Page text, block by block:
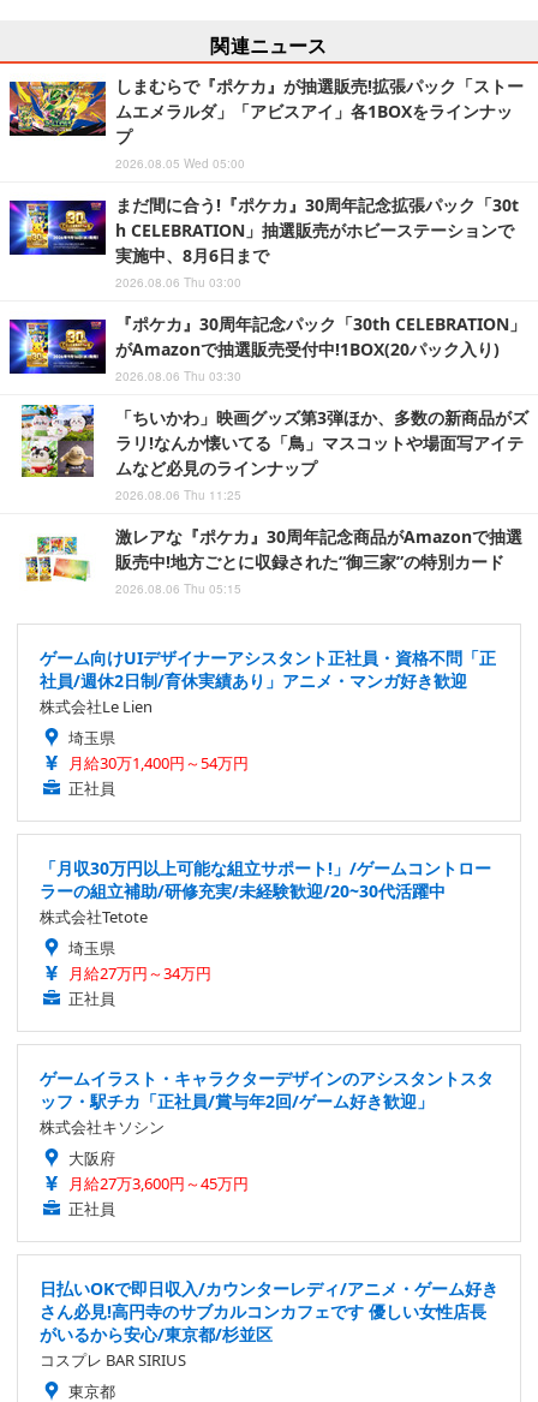
関連ニュース
しまむらで『ポケカ』が抽選販売!拡張パック「ストー
ムエメラルダ」「アビスアイ」各1BOXをラインナッ
プ
2026.08.05 Wed 05:00
まだ間に合う!『ポケカ』30周年記念拡張パック「30t
h CELEBRATION」抽選販売がホビーステーションで
実施中、8月6日まで
2026.08.06 Thu 03:00
『ポケカ』30周年記念パック「30th CELEBRATION」
がAmazonで抽選販売受付中!1BOX(20パック入り)
2026.08.06 Thu 03:30
「ちいかわ」映画グッズ第3弾ほか、多数の新商品がズ
ラリ!なんか懐いてる「鳥」マスコットや場面写アイテ
ムなど必見のラインナップ
2026.08.06 Thu 11:25
激レアな『ポケカ』30周年記念商品がAmazonで抽選
販売中!地方ごとに収録された“御三家”の特別カード
2026.08.06 Thu 05:15
ゲーム向けUIデザイナーアシスタント正社員・資格不問「正
社員/週休2日制/育休実績あり」アニメ・マンガ好き歓迎
株式会社Le Lien
埼玉県
月給30万1,400円～54万円
正社員
「月収30万円以上可能な組立サポート!」/ゲームコントロー
ラーの組立補助/研修充実/未経験歓迎/20~30代活躍中
株式会社Tetote
埼玉県
月給27万円～34万円
正社員
ゲームイラスト・キャラクターデザインのアシスタントスタ
ッフ・駅チカ「正社員/賞与年2回/ゲーム好き歓迎」
株式会社キソシン
大阪府
月給27万3,600円～45万円
正社員
日払いOKで即日収入/カウンターレディ/アニメ・ゲーム好き
さん必見!高円寺のサブカルコンカフェです 優しい女性店長
がいるから安心/東京都/杉並区
コスプレ BAR SIRIUS
東京都